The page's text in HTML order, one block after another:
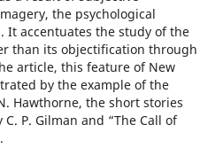
the psychological
It accentuates the study of the
than its objectification through
article, this feature of New
by the example of the
Hawthorne, the short stories
P. Gilman and “The Call of